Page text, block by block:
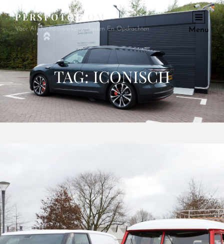
PERSFOTO.COM
Voor Al Uw Fotowerkzaamheden En Opdrachten Menu
TAG:ICONISCH